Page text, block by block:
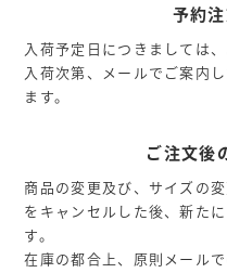
予約
入荷予定日につきましては
入荷次第、メールでご案内
ます。
ご注文後
商品の変更及び、サイズの
をキャンセルした後、新た
す。
在庫の都合上、原則メール